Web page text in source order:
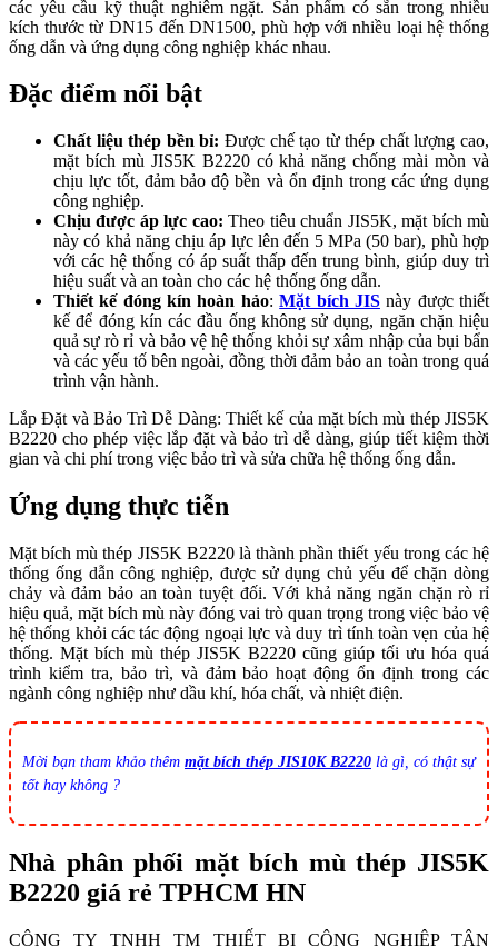
các yêu cầu kỹ thuật nghiêm ngặt. Sản phẩm có sẵn trong nhiều
kích thước từ DN15 đến DN1500, phù hợp với nhiều loại hệ thống
ống dẫn và ứng dụng công nghiệp khác nhau.
Đặc điểm nổi bật
Chất liệu thép bền bỉ: Được chế tạo từ thép chất lượng cao,
mặt bích mù JIS5K B2220 có khả năng chống mài mòn và
chịu lực tốt, đảm bảo độ bền và ổn định trong các ứng dụng
công nghiệp.
Chịu được áp lực cao: Theo tiêu chuẩn JIS5K, mặt bích mù
này có khả năng chịu áp lực lên đến 5 MPa (50 bar), phù hợp
với các hệ thống có áp suất thấp đến trung bình, giúp duy trì
hiệu suất và an toàn cho các hệ thống ống dẫn.
Thiết kế đóng kín hoàn hảo:Mặt bích JISnày được thiết
kế để đóng kín các đầu ống không sử dụng, ngăn chặn hiệu
quả sự rò rỉ và bảo vệ hệ thống khỏi sự xâm nhập của bụi bẩn
và các yếu tố bên ngoài, đồng thời đảm bảo an toàn trong quá
trình vận hành.
Lắp Đặt và Bảo Trì Dễ Dàng: Thiết kế của mặt bích mù thép JIS5K
B2220 cho phép việc lắp đặt và bảo trì dễ dàng, giúp tiết kiệm thời
gian và chi phí trong việc bảo trì và sửa chữa hệ thống ống dẫn.
Ứng dụng thực tiễn
Mặt bích mù thép JIS5K B2220 là thành phần thiết yếu trong các hệ
thống ống dẫn công nghiệp, được sử dụng chủ yếu để chặn dòng
chảy và đảm bảo an toàn tuyệt đối. Với khả năng ngăn chặn rò rỉ
hiệu quả, mặt bích mù này đóng vai trò quan trọng trong việc bảo vệ
hệ thống khỏi các tác động ngoại lực và duy trì tính toàn vẹn của hệ
thống. Mặt bích mù thép JIS5K B2220 cũng giúp tối ưu hóa quá
trình kiểm tra, bảo trì, và đảm bảo hoạt động ổn định trong các
ngành công nghiệp như dầu khí, hóa chất, và nhiệt điện.
Mời bạn tham khảo thêm mặt bích thép JIS10K B2220 là gì, có thật sự
tốt hay không ?
Nhà phân phối mặt bích mù thép JIS5K
B2220 giá rẻ TPHCM HN
CÔNG TY TNHH TM THIẾT BỊ CÔNG NGHIỆP TÂN